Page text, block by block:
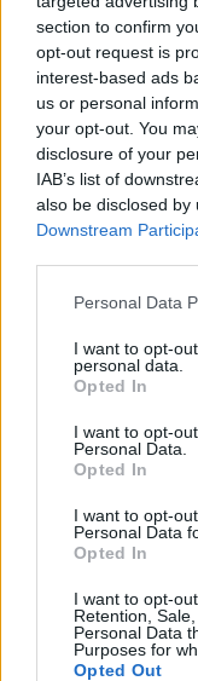
section to confirm
opt-out request is
interest-based ads
us or personal
your opt-out. You
disclosure of your
IAB’s list of
also be disclosed
Downstream
Please note that
not limited to your
grant or deny
use your data for
consent section.
Personal Data
I want to opt-
personal data.
Opted In
I want to opt-
Personal Data.
Opted In
I want to opt-
Personal Data
Opted In
I want to opt-
Retention,
Personal Data
Purposes for
Opted Out
διευθύνων
τη μακροχρόνια
επιτρέπει σε
πρόσβαση σε
Όταν του
και έγγραφα που
μικρά παιδιά
πραγματικότητα,
ταχύτερη
χρηστών κάτω
Επέμεινε ότι η